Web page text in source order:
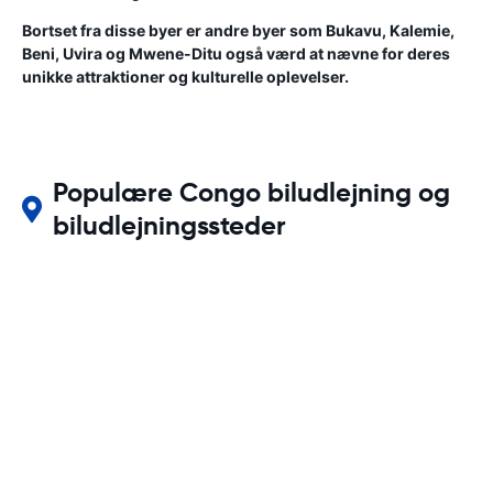
Bortset fra disse byer er andre byer som Bukavu, Kalemie,
Beni, Uvira og Mwene-Ditu også værd at nævne for deres
unikke attraktioner og kulturelle oplevelser.
Populære Congo biludlejning og
biludlejningssteder